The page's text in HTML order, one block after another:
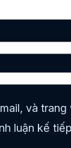
và
luận kế